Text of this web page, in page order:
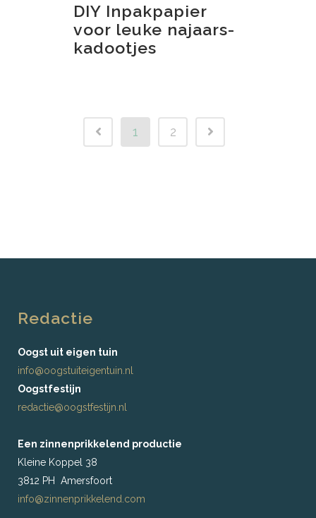
DIY Inpakpapier
voor leuke najaars-
kadootjes
1 2
Redactie
Oogst uit eigen tuin
info@oogstuiteigentuin.nl
Oogstfestijn
redactie@oogstfestijn.nl
Een zinnenprikkelend productie
Kleine Koppel 38
3812 PH Amersfoort
info@zinnenprikkelend.com